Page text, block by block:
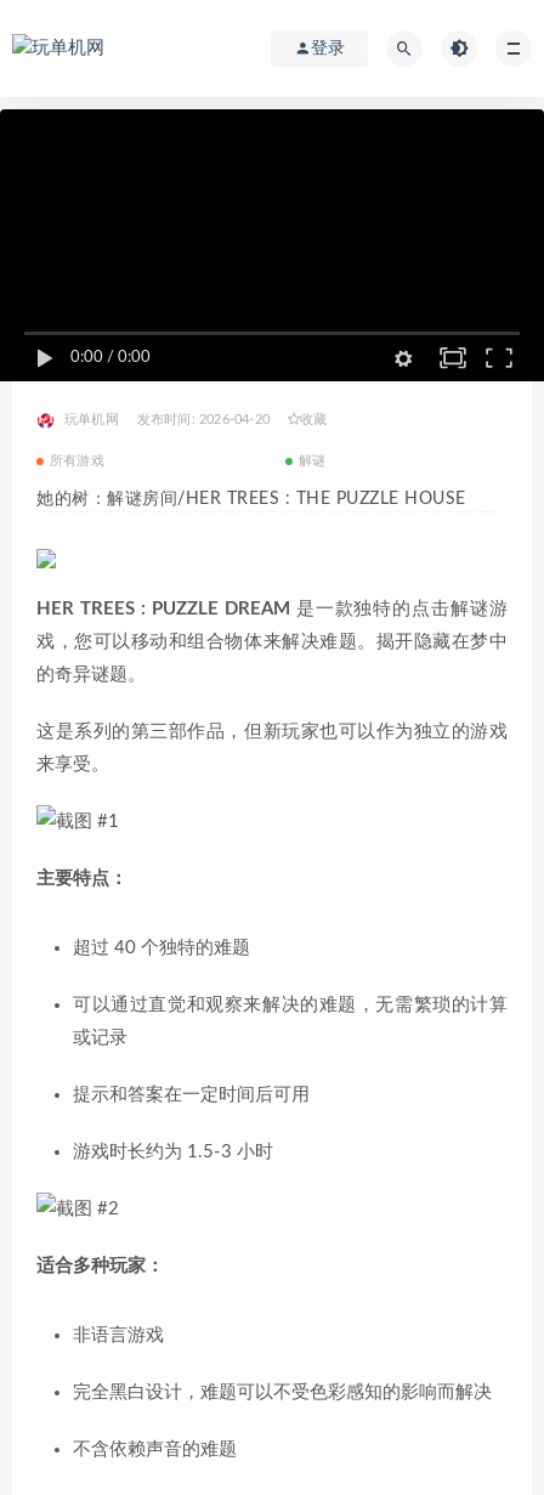
登录
0:00 / 0:00
玩单机网 发布时间: 2026-04-20 收藏
所有游戏 解谜
她的树：解谜房间/HER TREES : THE PUZZLE HOUSE
HER TREES : PUZZLE DREAM 是一款独特的点击解谜游
戏，您可以移动和组合物体来解决难题。揭开隐藏在梦中
的奇异谜题。
这是系列的第三部作品，但新玩家也可以作为独立的游戏
来享受。
主要特点：
超过 40 个独特的难题
可以通过直觉和观察来解决的难题，无需繁琐的计算
或记录
提示和答案在一定时间后可用
游戏时长约为 1.5-3 小时
适合多种玩家：
非语言游戏
完全黑白设计，难题可以不受色彩感知的影响而解决
不含依赖声音的难题